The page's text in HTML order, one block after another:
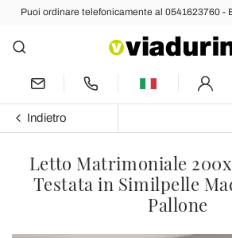
Puoi ordinare telefonicamente al 0541623760 -
Indietro
Letto Matrimoniale
Testata in Similpelle
Pallone